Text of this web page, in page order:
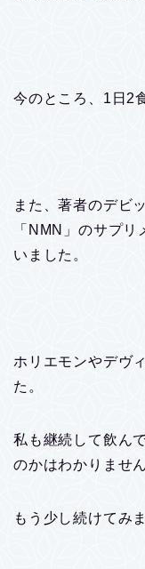
今のところ、1日2
また、著者のデビ
「NMN」のサプ
いました。
ホリエモンやデヴ
た。
私も継続して飲ん
のかはわかりません
もう少し続けてみま